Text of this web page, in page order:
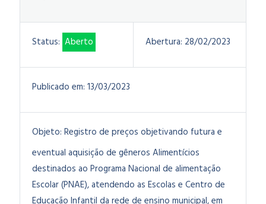
Status: Aberto Abertura: 28/02/2023
Publicado em: 13/03/2023
Objeto: Registro de preços objetivando futura e
eventual aquisição de gêneros Alimentícios
destinados ao Programa Nacional de alimentação
Escolar (PNAE), atendendo as Escolas e Centro de
Educação Infantil da rede de ensino municipal, em